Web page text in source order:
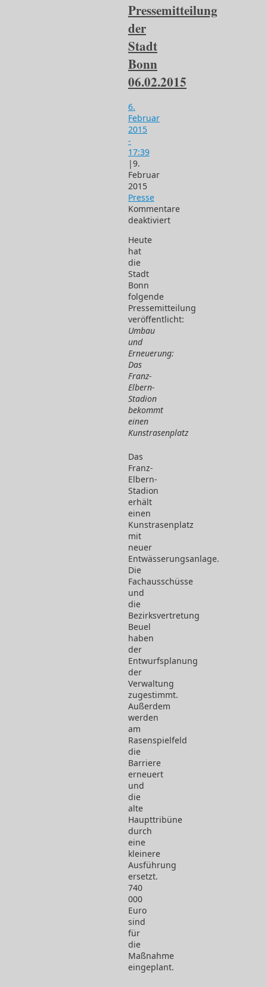
Pressemitteilung
der
Stadt
Bonn
06.02.2015
6.
Februar
2015
-
17:39
|9.
Februar
2015
Presse
Kommentare
deaktiviert
Pressemitteilung
der
Stadt
Bonn
06.02.2015
Heute
hat
die
Stadt
Bonn
folgende
Pressemitteilung
veröffentlicht:
Umbau
und
Erneuerung:
Das
Franz-
Elbern-
Stadion
bekommt
einen
Kunstrasenplatz
Das
Franz-
Elbern-
Stadion
erhält
einen
Kunstrasenplatz
mit
neuer
Entwässerungsanlage.
Die
Fachausschüsse
und
die
Bezirksvertretung
Beuel
haben
der
Entwurfsplanung
der
Verwaltung
zugestimmt.
Außerdem
werden
am
Rasenspielfeld
die
Barriere
erneuert
und
die
alte
Haupttribüne
durch
eine
kleinere
Ausführung
ersetzt.
740
000
Euro
sind
für
die
Maßnahme
eingeplant.